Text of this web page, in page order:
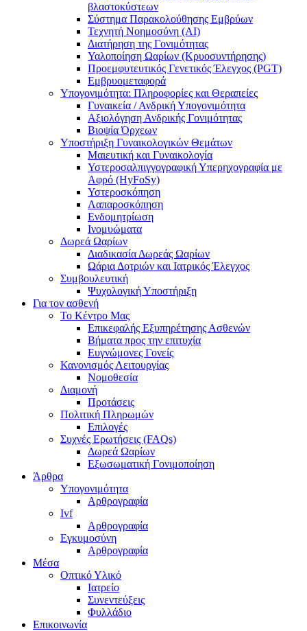
βλαστοκύστεων
Σύστημα Παρακολούθησης Εμβρύων
Τεχνητή Νοημοσύνη (AI)
Διατήρηση της Γονιμότητας
Υαλοποίηση Ωαρίων (Κρυοσυντήρησης)
Προεμφυτευτικός Γενετικός Έλεγχος (PGT)
Εμβρυομεταφορά
Υπογονιμότητα: Πληροφορίες και Θεραπείες
Γυναικεία / Ανδρική Υπογονιμότητα
Αξιολόγηση Ανδρικής Γονιμότητας
Βιοψία Όρχεων
Υποστήριξη Γυναικολογικών Θεμάτων
Μαιευτική και Γυναικολογία
Υστεροσαλπιγγογραφική Υπερηχογραφία με
Αφρό (HyFoSy)
Υστεροσκόπηση
Λαπαροσκόπηση
Ενδομητρίωση
Ινομυώματα
Δωρεά Ωαρίων
Διαδικασία Δωρεάς Ωαρίων
Ωάρια Δοτριών και Ιατρικός Έλεγχος
Συμβουλευτική
Ψυχολογική Υποστήριξη
Για τον ασθενή
Το Κέντρο Μας
Επικεφαλής Εξυπηρέτησης Ασθενών
Βήματα προς την επιτυχία
Ευγνώμονες Γονείς
Κανονισμός Λειτουργίας
Νομοθεσία
Διαμονή
Προτάσεις
Πολιτική Πληρωμών
Επιλογές
Συχνές Ερωτήσεις (FAQs)
Δωρεά Ωαρίων
Εξωσωματική Γονιμοποίηση
Άρθρα
Υπογονιμότητα
Αρθρογραφία
Ivf
Αρθρογραφία
Εγκυμοσύνη
Αρθρογραφία
Μέσα
Οπτικό Υλικό
Iατρείο
Συνεντεύξεις
Φυλλάδιο
Επικοινωνία